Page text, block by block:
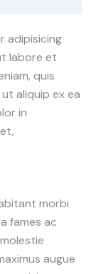
adipisicing
labore et
quis
aliquip ex ea
in
morbi
fames ac
augue